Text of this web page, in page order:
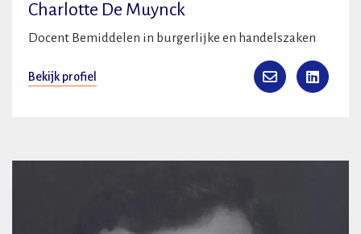
Charlotte De Muynck
Docent Bemiddelen in burgerlijke en handelszaken
Bekijk profiel